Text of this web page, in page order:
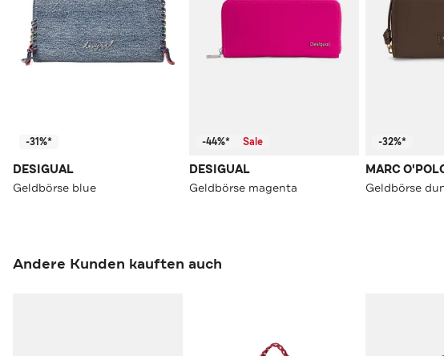
-31%*
DESIGUAL
Geldbörse blue
-44%* Sale
DESIGUAL
Geldbörse magenta
-32%*
MARC
Geldbörse
Andere Kunden kauften auch